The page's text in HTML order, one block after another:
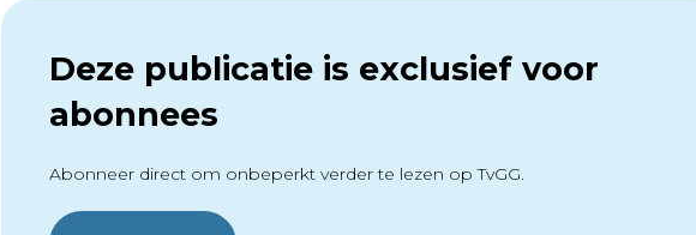
Deze publicatie is exclusief voor
abonnees
Abonneer direct om onbeperkt verder te lezen op TvGG.